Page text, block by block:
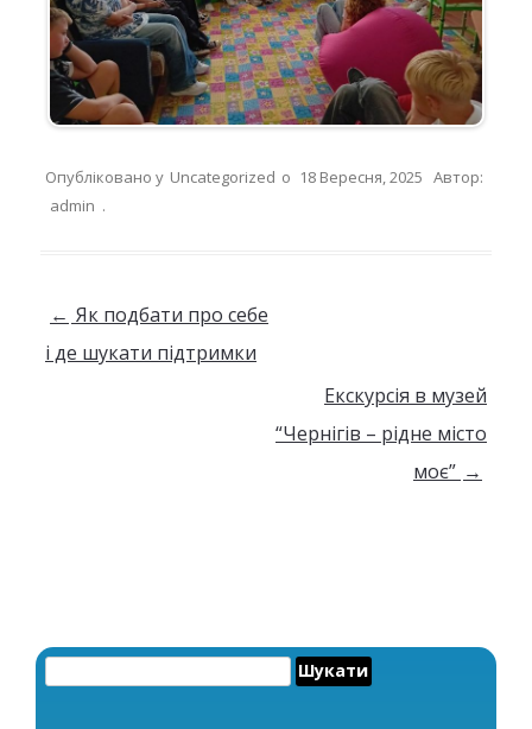
Опубліковано у Uncategorized о 18 Вересня, 2025 Автор:
admin .
Навігація по запису
← Як подбати про себе
і де шукати підтримки
Екскурсія в музей
“Чернігів – рідне місто
моє” →